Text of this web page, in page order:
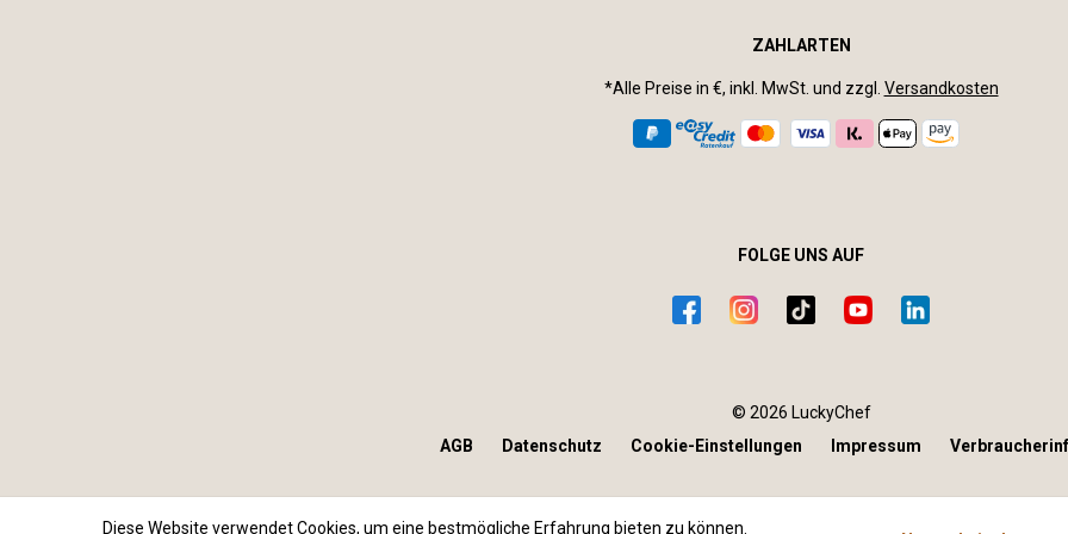
ZAHLARTEN
*Alle Preise in €, inkl. MwSt. und zzgl. Versandkosten
FOLGE UNS AUF
© 2026 LuckyChef
AGB
Datenschutz Cookie-Einstellungen Impressum
Diese Website verwendet Cookies, um eine bestmögliche Erfahrung bieten zu können.